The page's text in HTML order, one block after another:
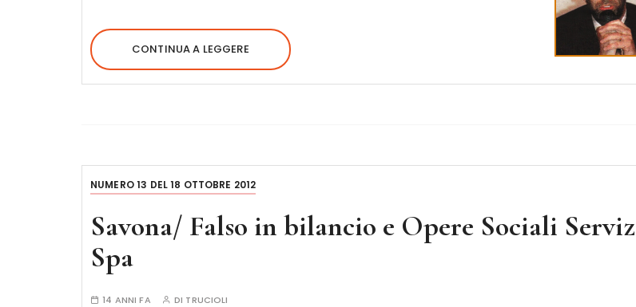
CONTINUA A LEGGERE
NUMERO 13 DEL 18 OTTOBRE 2012
Savona/ Falso in bilancio e Opere Sociali
Spa
14 ANNI FA DI TRUCIOLI